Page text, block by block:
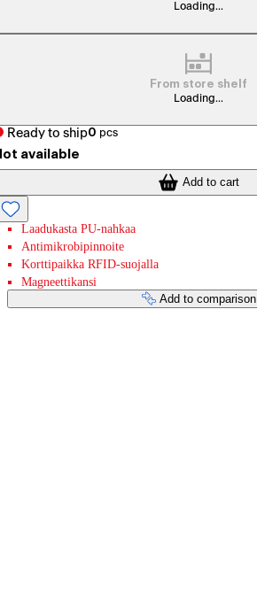
Loading...
From store shelf
Loading...
Ready to ship0 pcs
available
Add to cart
Laadukasta PU-nahkaa
Antimikrobipinnoite
Korttipaikka RFID-suojalla
Magneettikansi
Add to comparison